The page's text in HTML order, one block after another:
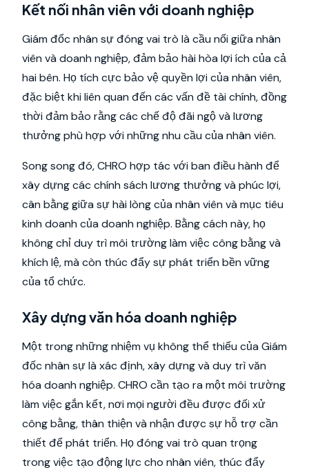
Kết nối nhân viên với doanh nghiệp
Giám đốc nhân sự đóng vai trò là cầu nối giữa nhân
viên và doanh nghiệp, đảm bảo hài hòa lợi ích của cả
hai bên. Họ tích cực bảo vệ quyền lợi của nhân viên,
đặc biệt khi liên quan đến các vấn đề tài chính, đồng
thời đảm bảo rằng các chế độ đãi ngộ và lương
thưởng phù hợp với những nhu cầu của nhân viên.
Song song đó, CHRO hợp tác với ban điều hành để
xây dựng các chính sách lương thưởng và phúc lợi,
cân bằng giữa sự hài lòng của nhân viên và mục tiêu
kinh doanh của doanh nghiệp. Bằng cách này, họ
không chỉ duy trì môi trường làm việc công bằng và
khích lệ, mà còn thúc đẩy sự phát triển bền vững
của tổ chức.
Xây dựng văn hóa doanh nghiệp
Một trong những nhiệm vụ không thể thiếu của Giám
đốc nhân sự là xác định, xây dựng và duy trì văn
hóa doanh nghiệp. CHRO cần tạo ra một môi trường
làm việc gắn kết, nơi mọi người đều được đối xử
công bằng, thân thiện và nhận được sự hỗ trợ cần
thiết để phát triển. Họ đóng vai trò quan trọng
trong việc tạo động lực cho nhân viên, thúc đẩy